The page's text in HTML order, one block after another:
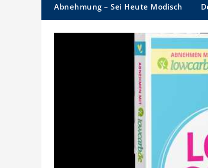
Abnehmung – Sei Heute Modisch